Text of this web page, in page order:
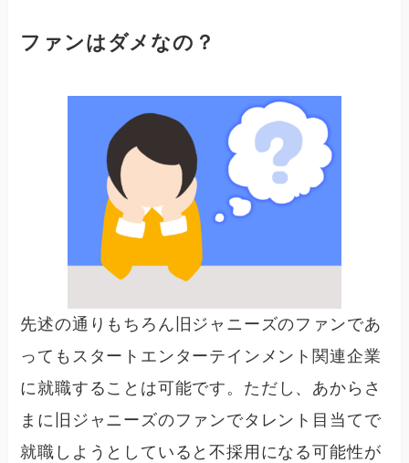
ファンはダメなの？
先述の通りもちろん 旧ジャニーズのファンであ
ってもスタートエンターテインメント関連企業
に就職することは可能です。ただし、あからさ
まに旧ジャニーズのファンでタレント目当てで
就職しようとしていると不採用になる可能性が